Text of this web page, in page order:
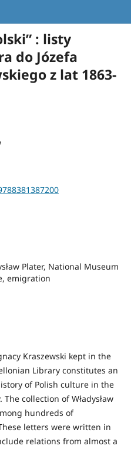
: listy
do Józefa
z lat 1863-
Plater, National Museum
emigration
Kraszewski kept in the
Library constitutes an
of Polish culture in the
collection of Władysław
hundreds of
letters were written in
relations from almost a